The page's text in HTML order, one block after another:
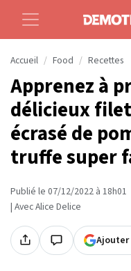
Accueil Food Recettes
Apprenez à
délicieux
écrasé de
truffe super
Publié le 07/12/2022 à 18h01
| Avec Alice Delice
Ajouter